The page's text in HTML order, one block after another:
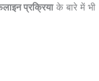
प्रक्रियाके बारे में भी